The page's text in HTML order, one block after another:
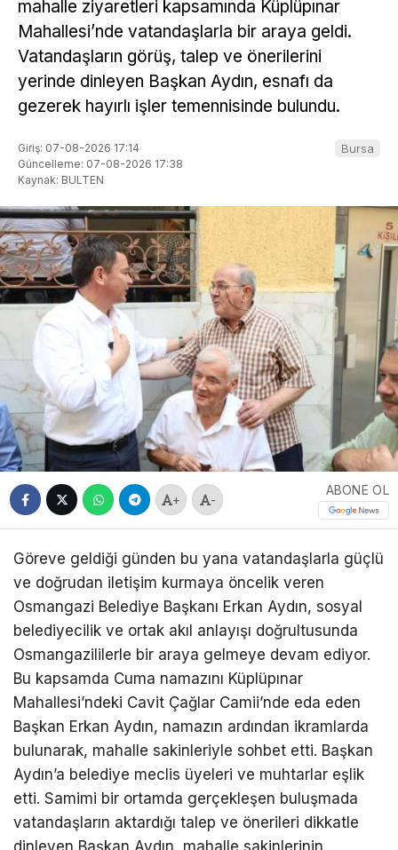
mahalle ziyaretleri kapsamında Küplüpınar
Mahallesi’nde vatandaşlarla bir araya geldi.
Vatandaşların görüş, talep ve önerilerini
yerinde dinleyen Başkan Aydın, esnafı da
gezerek hayırlı işler temennisinde bulundu.
Giriş: 07-08-2026 17:14
Güncelleme: 07-08-2026 17:38
Kaynak: BULTEN
Bursa
+ -
ABONE OL
Göreve geldiği günden bu yana vatandaşlarla güçlü
ve doğrudan iletişim kurmaya öncelik veren
Osmangazi Belediye Başkanı Erkan Aydın, sosyal
belediyecilik ve ortak akıl anlayışı doğrultusunda
Osmangazililerle bir araya gelmeye devam ediyor.
Bu kapsamda Cuma namazını Küplüpınar
Mahallesi’ndeki Cavit Çağlar Camii’nde eda eden
Başkan Erkan Aydın, namazın ardından ikramlarda
bulunarak, mahalle sakinleriyle sohbet etti. Başkan
Aydın’a belediye meclis üyeleri ve muhtarlar eşlik
etti. Samimi bir ortamda gerçekleşen buluşmada
vatandaşların aktardığı talep ve önerileri dikkatle
dinleyen Başkan Aydın, mahalle sakinlerinin